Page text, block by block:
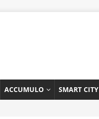
ACCUMULO SMART CITY